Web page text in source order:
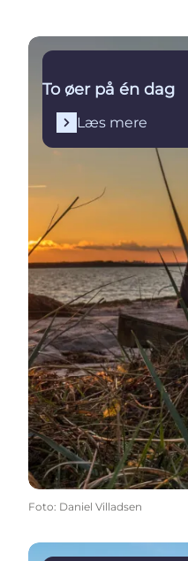
Læs mere
To øer på én dag
Læs mere
Foto: Daniel Villadsen
Læs mere